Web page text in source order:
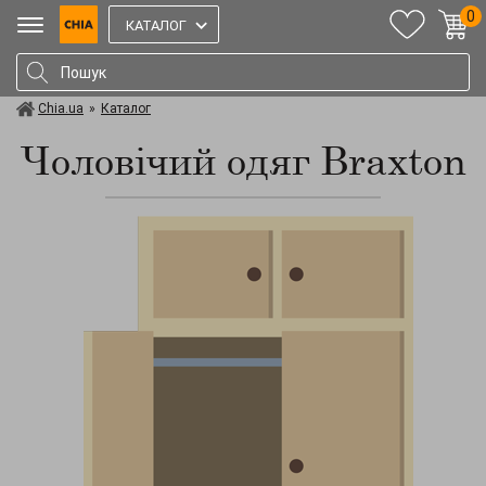
КАТАЛОГ
0
Chia.ua » Каталог
Чоловічий одяг Braxton